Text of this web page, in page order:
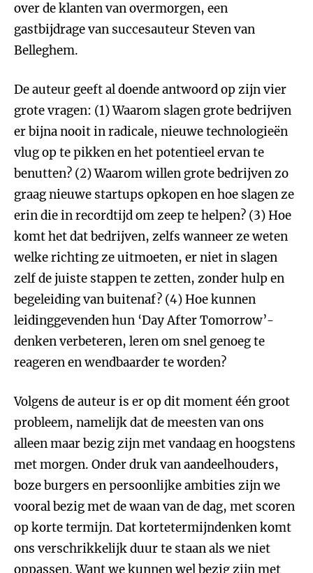
over de klanten van overmorgen, een
gastbijdrage van succesauteur Steven van
Belleghem.
De auteur geeft al doende antwoord op zijn vier
grote vragen: (1) Waarom slagen grote bedrijven
er bijna nooit in radicale, nieuwe technologieën
vlug op te pikken en het potentieel ervan te
benutten? (2) Waarom willen grote bedrijven zo
graag nieuwe startups opkopen en hoe slagen ze
erin die in recordtijd om zeep te helpen? (3) Hoe
komt het dat bedrijven, zelfs wanneer ze weten
welke richting ze uitmoeten, er niet in slagen
zelf de juiste stappen te zetten, zonder hulp en
begeleiding van buitenaf? (4) Hoe kunnen
leidinggevenden hun ‘Day After Tomorrow’-
denken verbeteren, leren om snel genoeg te
reageren en wendbaarder te worden?
Volgens de auteur is er op dit moment één groot
probleem, namelijk dat de meesten van ons
alleen maar bezig zijn met vandaag en hoogstens
met morgen. Onder druk van aandeelhouders,
boze burgers en persoonlijke ambities zijn we
vooral bezig met de waan van de dag, met scoren
op korte termijn. Dat kortetermijndenken komt
ons verschrikkelijk duur te staan als we niet
oppassen. Want we kunnen wel bezig zijn met